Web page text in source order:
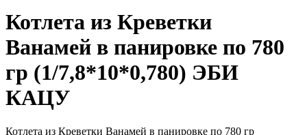
Котлета из Креветки
Ванамей в панировке по 780
гр (1/7,8*10*0,780) ЭБИ
КАЦУ
Котлета из Креветки Ванамей в панировке по 780 гр